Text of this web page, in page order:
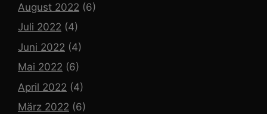
August 2022 (6)
Juli 2022 (4)
Juni 2022 (4)
Mai 2022 (6)
April 2022 (4)
März 2022 (6)